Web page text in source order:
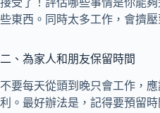
些東西。同時太多工作，會擠
二、為家人和朋友保留時間
不要每天從頭到晚只會工作，
利。最好辦法是，記得要預留